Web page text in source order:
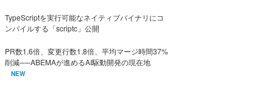
TypeScriptを実行可能なネイティブバイナリにコ
ンパイルする「scriptc」公開
PR数1.6倍、変更行数1.8倍、平均マージ時間37%
削減──ABEMAが進めるAI駆動開発の現在地
NEW